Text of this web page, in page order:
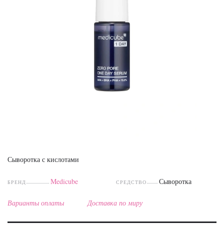
Сыворотка с кислотами
БРЕНД Medicube СРЕДСТВО Сыворотка
Варианты оплаты Доставка по миру